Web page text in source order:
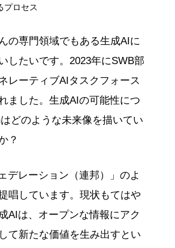
プロセス
の専門領域でもある生成AIに
したいです。2023年にSWB部
レーティブAIタスクフォース
ました。生成AIの可能性につ
どのような未来像を描いてい
？
デレーション（連邦）」のよ
唱しています。現状もてはや
AIは、オープンな情報にアク
て新たな価値を生み出すとい